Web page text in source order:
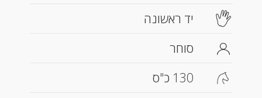
יד ראשונה
סוחר
130 כ"ס